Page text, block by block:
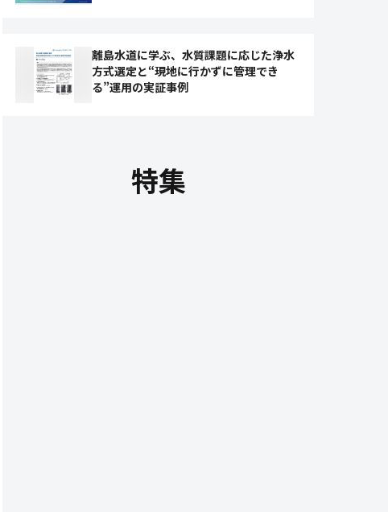
離島水道に学ぶ、水質課題に応じた浄水
方式選定と“現地に行かずに管理でき
る”運用の実証事例
特集